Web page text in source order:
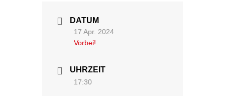
DATUM
17 Apr. 2024
Vorbei!
UHRZEIT
17:30